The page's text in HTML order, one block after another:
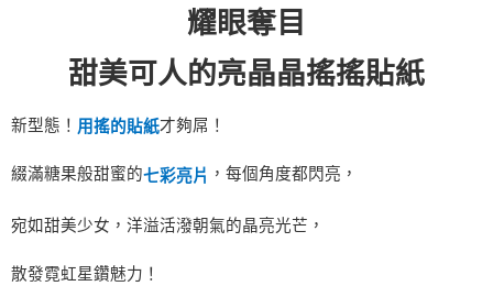
每筆NT$60，滿NT$490(含以上)免運費
7-11取貨付款
宅配
每筆NT$85，滿NT$490(含以上)免運費
每筆NT$85，滿NT$490(含以上)免運費
耀眼奪目
甜美可人的亮晶晶搖搖貼紙
新型態！ 用搖的貼紙才夠屌！
綴滿糖果般甜蜜的七彩亮片 ，每個角度都閃亮，
宛如甜美少女，洋溢活潑朝氣的晶亮光芒，
散發霓虹星鑽魅力！